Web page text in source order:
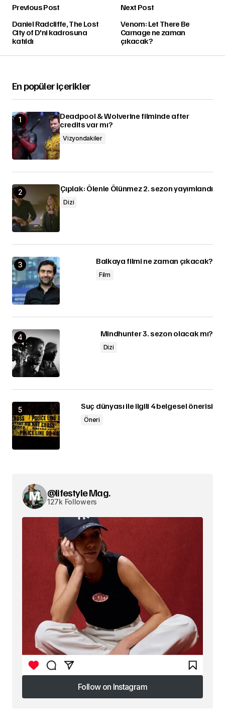
Previous Post
Daniel Radcliffe, The Lost
City of D'ni kadrosuna
katıldı
Next Post
Venom: Let There Be
Carnage ne zaman
çıkacak?
En popüler içerikler
Deadpool & Wolverine filminde after
credits var mı?
Vizyondakiler
Çıplak: Ölenle Ölünmez 2. sezon yayımlandı
Dizi
Balkaya filmi ne zaman çıkacak?
Film
Mindhunter 3. sezon olacak mı?
Dizi
Suç dünyası ile ilgili 4 belgesel önerisi
Öneri
@lifestyle Mag.
127k Followers
Follow on Instagram
Follow on Instagram